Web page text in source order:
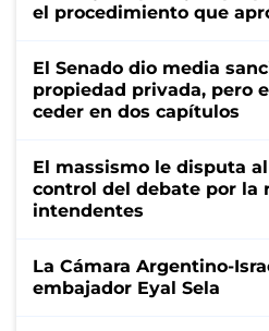
el procedimiento que
El Senado dio media
propiedad privada, pero
ceder en dos capítulos
El massismo le disputa
control del debate por la
intendentes
La Cámara Argentino-
embajador Eyal Sela